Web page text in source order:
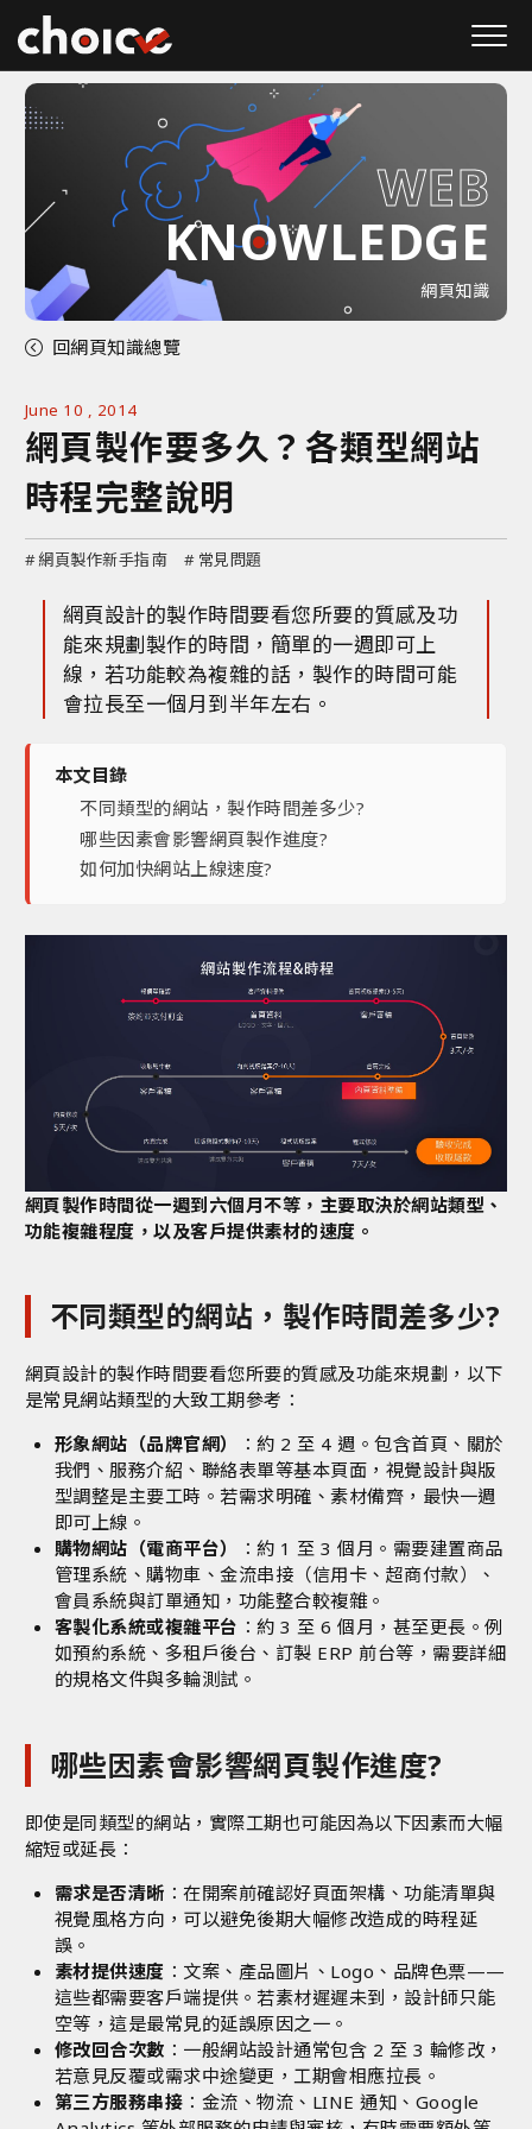
WEB
KNOWLEDGE
網頁知識
回網頁知識總覽
June 10 , 2014
網頁製作要多久？各類型網站
時程完整說明
#網頁製作新手指南 # 常見問題
網頁設計的製作時間要看您所要的質感及功
能來規劃製作的時間，簡單的一週即可上
線，若功能較為複雜的話，製作的時間可能
會拉長至一個月到半年左右。
本文目錄
不同類型的網站，製作時間差多少?
哪些因素會影響網頁製作進度?
如何加快網站上線速度?
網頁製作時間從一週到六個月不等，主要取決於網站類型、
功能複雜程度，以及客戶提供素材的速度。
不同類型的網站，製作時間差多少?
網頁設計的製作時間要看您所要的質感及功能來規劃，以下
是常見網站類型的大致工期參考：
形象網站（品牌官網）
：約 2 至 4 週。包含首頁、關於
我們、服務介紹、聯絡表單等基本頁面，視覺設計與版
型調整是主要工時。若需求明確、素材備齊，最快一週
即可上線。
購物網站（電商平台）
：約 1 至 3 個月。需要建置商品
管理系統、購物車、金流串接（信用卡、超商付款）、
會員系統與訂單通知，功能整合較複雜。
客製化系統或複雜平台 ：約 3 至 6 個月，甚至更長。例
如預約系統、多租戶後台、訂製 ERP 前台等，需要詳細
的規格文件與多輪測試。
哪些因素會影響網頁製作進度?
即使是同類型的網站，實際工期也可能因為以下因素而大幅
縮短或延長：
需求是否清晰 ：在開案前確認好頁面架構、功能清單與
視覺風格方向，可以避免後期大幅修改造成的時程延
誤。
素材提供速度 ：文案、產品圖片、Logo、品牌色票——
這些都需要客戶端提供。若素材遲遲未到，設計師只能
空等，這是最常見的延誤原因之一。
修改回合次數 ：一般網站設計通常包含 2 至 3 輪修改，
若意見反覆或需求中途變更，工期會相應拉長。
第三方服務串接 ：金流、物流、LINE 通知、Google